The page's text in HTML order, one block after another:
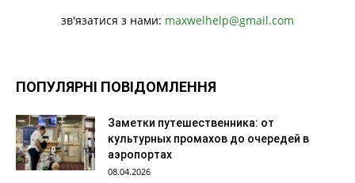
зв'язатися з нами: maxwelhelp@gmail.com
ПОПУЛЯРНІ ПОВІДОМЛЕННЯ
Заметки путешественника: от
культурных промахов до очередей в
аэропортах
08.04.2026